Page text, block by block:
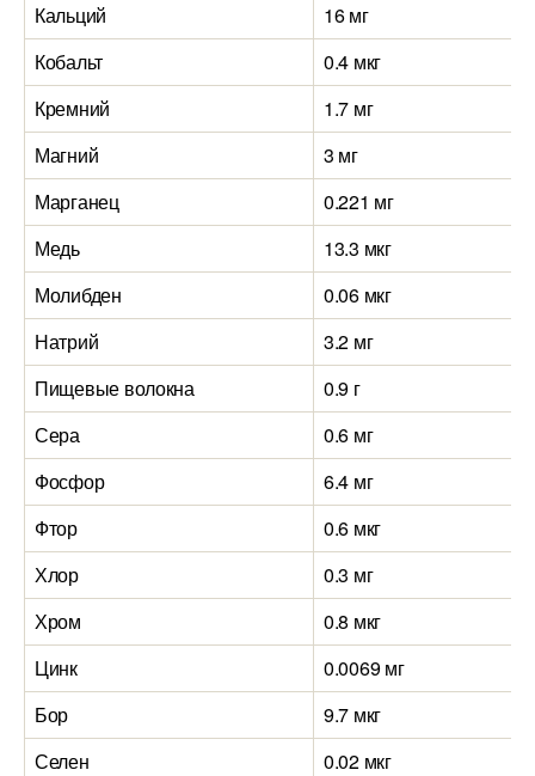
Кальций
16 мг
Кобальт
0.4 мкг
Кремний
1.7 мг
Магний
3 мг
Марганец
0.221 мг
Медь
13.3 мкг
Молибден
0.06 мкг
Натрий
3.2 мг
Пищевые волокна
0.9 г
Сера
0.6 мг
Фосфор
6.4 мг
Фтор
0.6 мкг
Хлор
0.3 мг
Хром
0.8 мкг
Цинк
0.0069 мг
Бор
9.7 мкг
Селен
0.02 мкг